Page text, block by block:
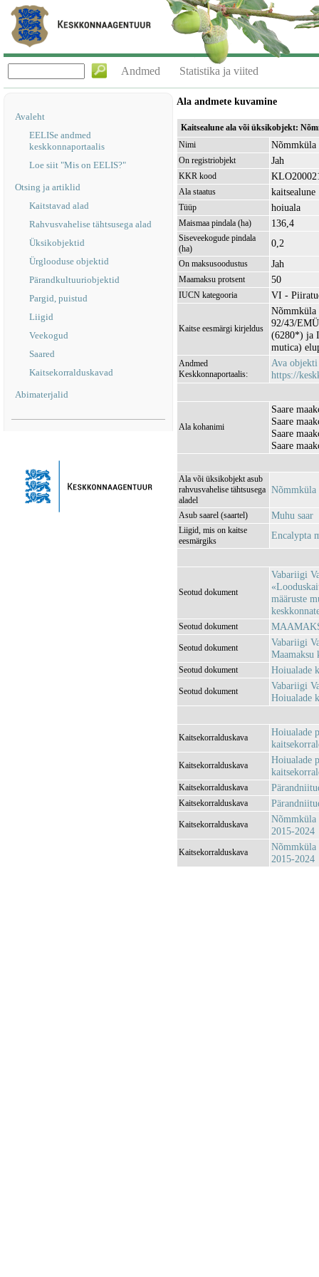
Andmed Statistika ja viited
Avaleht
EELISe andmed
keskkonnaportaalis
Loe siit "Mis on EELIS?"
Otsing ja artiklid
Kaitstavad alad
Rahvusvahelise tähtsusega alad
Üksikobjektid
Ürglooduse objektid
Pärandkultuuriobjektid
Pargid, puistud
Liigid
Veekogud
Saared
Kaitsekorralduskavad
Abimaterjalid
Ala andmete kuvamine
Kaitsealune ala või üksikobjekt:
Nimi
Nõmmküla
On registriobjekt Jah
KKR kood
Ala staatus kaitsealune
Tüüp hoiuala
Maismaa pindala (ha) 136,4
Siseveekogude pindala
(ha)
0,2
On maksusoodustus Jah
Maamaksu protsent 50
IUCN kategooria VI -
Kaitse eesmärgi kirjeldus
Nõmmküla
92/43/
(6280*) ja
mutica)
Andmed
Keskkonnaportaalis:
Ava objekti
https://
Ala kohanimi
Saare
Saare
Saare
Saare
Ala või üksikobjekt asub
rahvusvahelise tähtsusega
aladel
Nõmmküla
Asub saarel (saartel) Muhu saar
Liigid, mis on kaitse
eesmärgiks
Encalypta
Seotud dokument
Vabariigi
määruste
Seotud dokument
Seotud dokument
Vabariigi
Maamaksu
Seotud dokument Hoiualade
Seotud dokument
Vabariigi
Hoiualade
Kaitsekorralduskava
Hoiualade
Kaitsekorralduskava
Hoiualade
Kaitsekorralduskava
Kaitsekorralduskava
Kaitsekorralduskava
Nõmmküla
2015-2024
Kaitsekorralduskava
Nõmmküla
2015-2024